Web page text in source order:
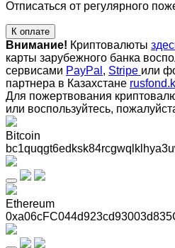
Отписаться от регулярного
К оплате
Внимание! Криптовалюты
карты зарубежного банка
сервисами PayPal , Stripe или
партнера в Казахстане
Для пожертвования
или воспользуйтесь,
Bitcoin
Ethereum